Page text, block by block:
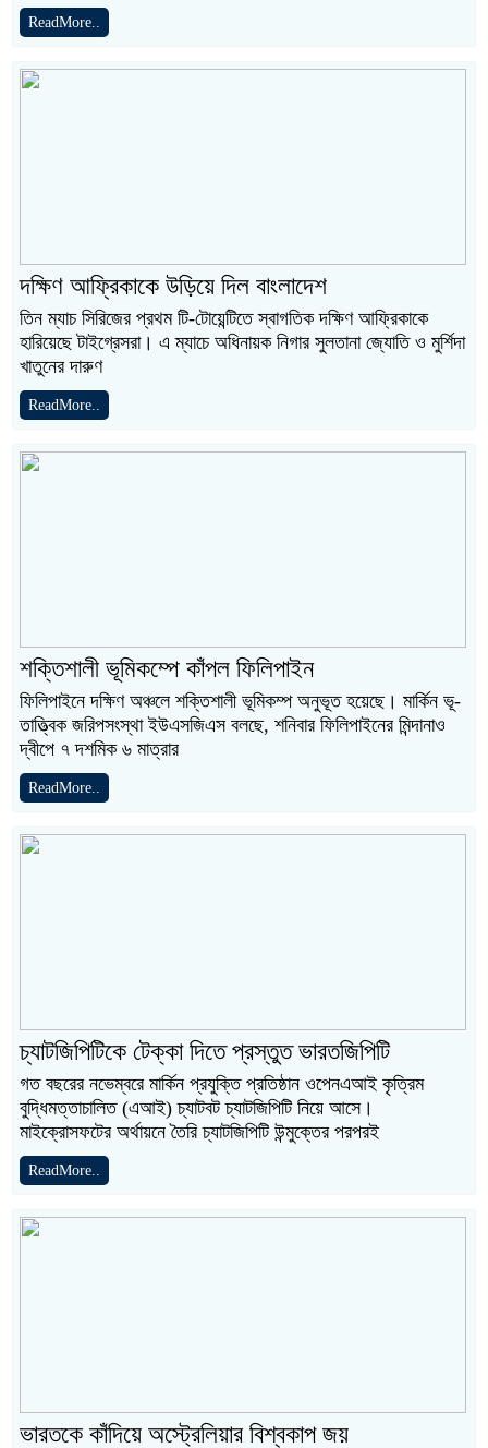
ReadMore..
দক্ষিণ আফ্রিকাকে উড়িয়ে দিল বাংলাদেশ
তিন ম্যাচ সিরিজের প্রথম টি-টোয়েন্টিতে স্বাগতিক দক্ষিণ আফ্রিকাকে
হারিয়েছে টাইগ্রেসরা। এ ম্যাচে অধিনায়ক নিগার সুলতানা জ্যোতি ও মুর্শিদা
খাতুনের দারুণ
ReadMore..
শক্তিশালী ভূমিকম্পে কাঁপল ফিলিপাইন
ফিলিপাইনে দক্ষিণ অঞ্চলে শক্তিশালী ভূমিকম্প অনুভূত হয়েছে। মার্কিন ভূ-
তাত্ত্বিক জরিপসংস্থা ইউএসজিএস বলছে, শনিবার ফিলিপাইনের মিন্দানাও
দ্বীপে ৭ দশমিক ৬ মাত্রার
ReadMore..
চ্যাটজিপিটিকে টেক্কা দিতে প্রস্তুত ভারতজিপিটি
গত বছরের নভেম্বরে মার্কিন প্রযুক্তি প্রতিষ্ঠান ওপেনএআই কৃত্রিম
বুদ্ধিমত্তাচালিত (এআই) চ্যাটবট চ্যাটজিপিটি নিয়ে আসে।
মাইক্রোসফটের অর্থায়নে তৈরি চ্যাটজিপিটি উন্মুক্তের পরপরই
ReadMore..
ভারতকে কাঁদিয়ে অস্ট্রেলিয়ার বিশ্বকাপ জয়